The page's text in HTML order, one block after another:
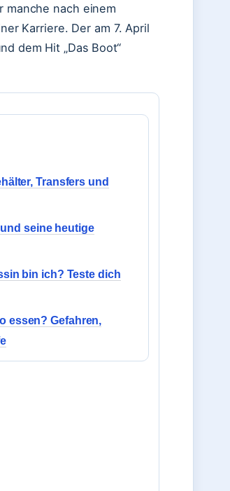
manche nach einem
Karriere. Der am 7. April
dem Hit „Das Boot“
Transfers und
seine heutige
bin ich? Teste dich
essen? Gefahren,